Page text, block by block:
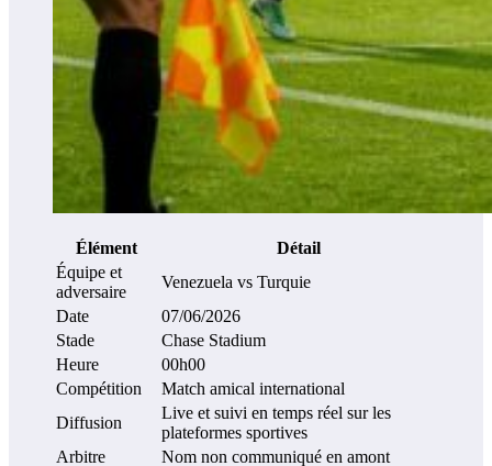
Élément
Détail
Équipe et
adversaire
Venezuela vs Turquie
Date
07/06/2026
Stade
Chase Stadium
Heure
00h00
Compétition
Match amical international
Diffusion
Live et suivi en temps réel sur les
plateformes sportives
Arbitre
Nom non communiqué en amont